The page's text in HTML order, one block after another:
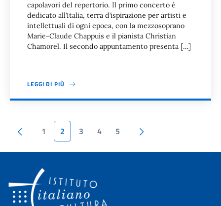
capolavori del repertorio. Il primo concerto è
dedicato all’Italia, terra d’ispirazione per artisti e
intellettuali di ogni epoca, con la mezzosoprano
Marie-Claude Chappuis e il pianista Christian
Chamorel. Il secondo appuntamento presenta […]
LEGGI DI PIÙ
Paginazione
Pagina precedente
1 2 3 4 5